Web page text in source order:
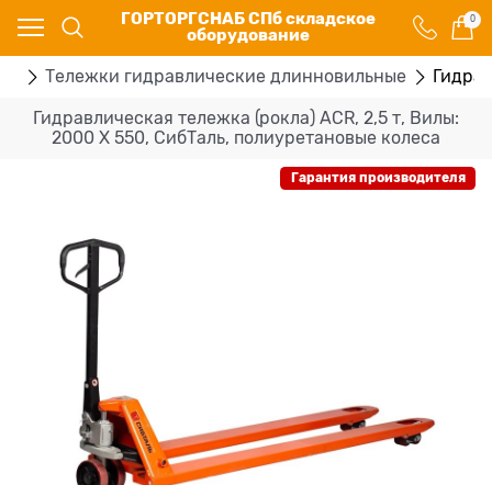
ГОРТОРГСНАБ СПб складское
оборудование
0
Тележки гидравлические длинновильные
Гидравлическая тележка (рокла) ACR, 2,5 т, Вилы:
2000 Х 550, СибТаль, полиуретановые колеса
Гарантия производителя